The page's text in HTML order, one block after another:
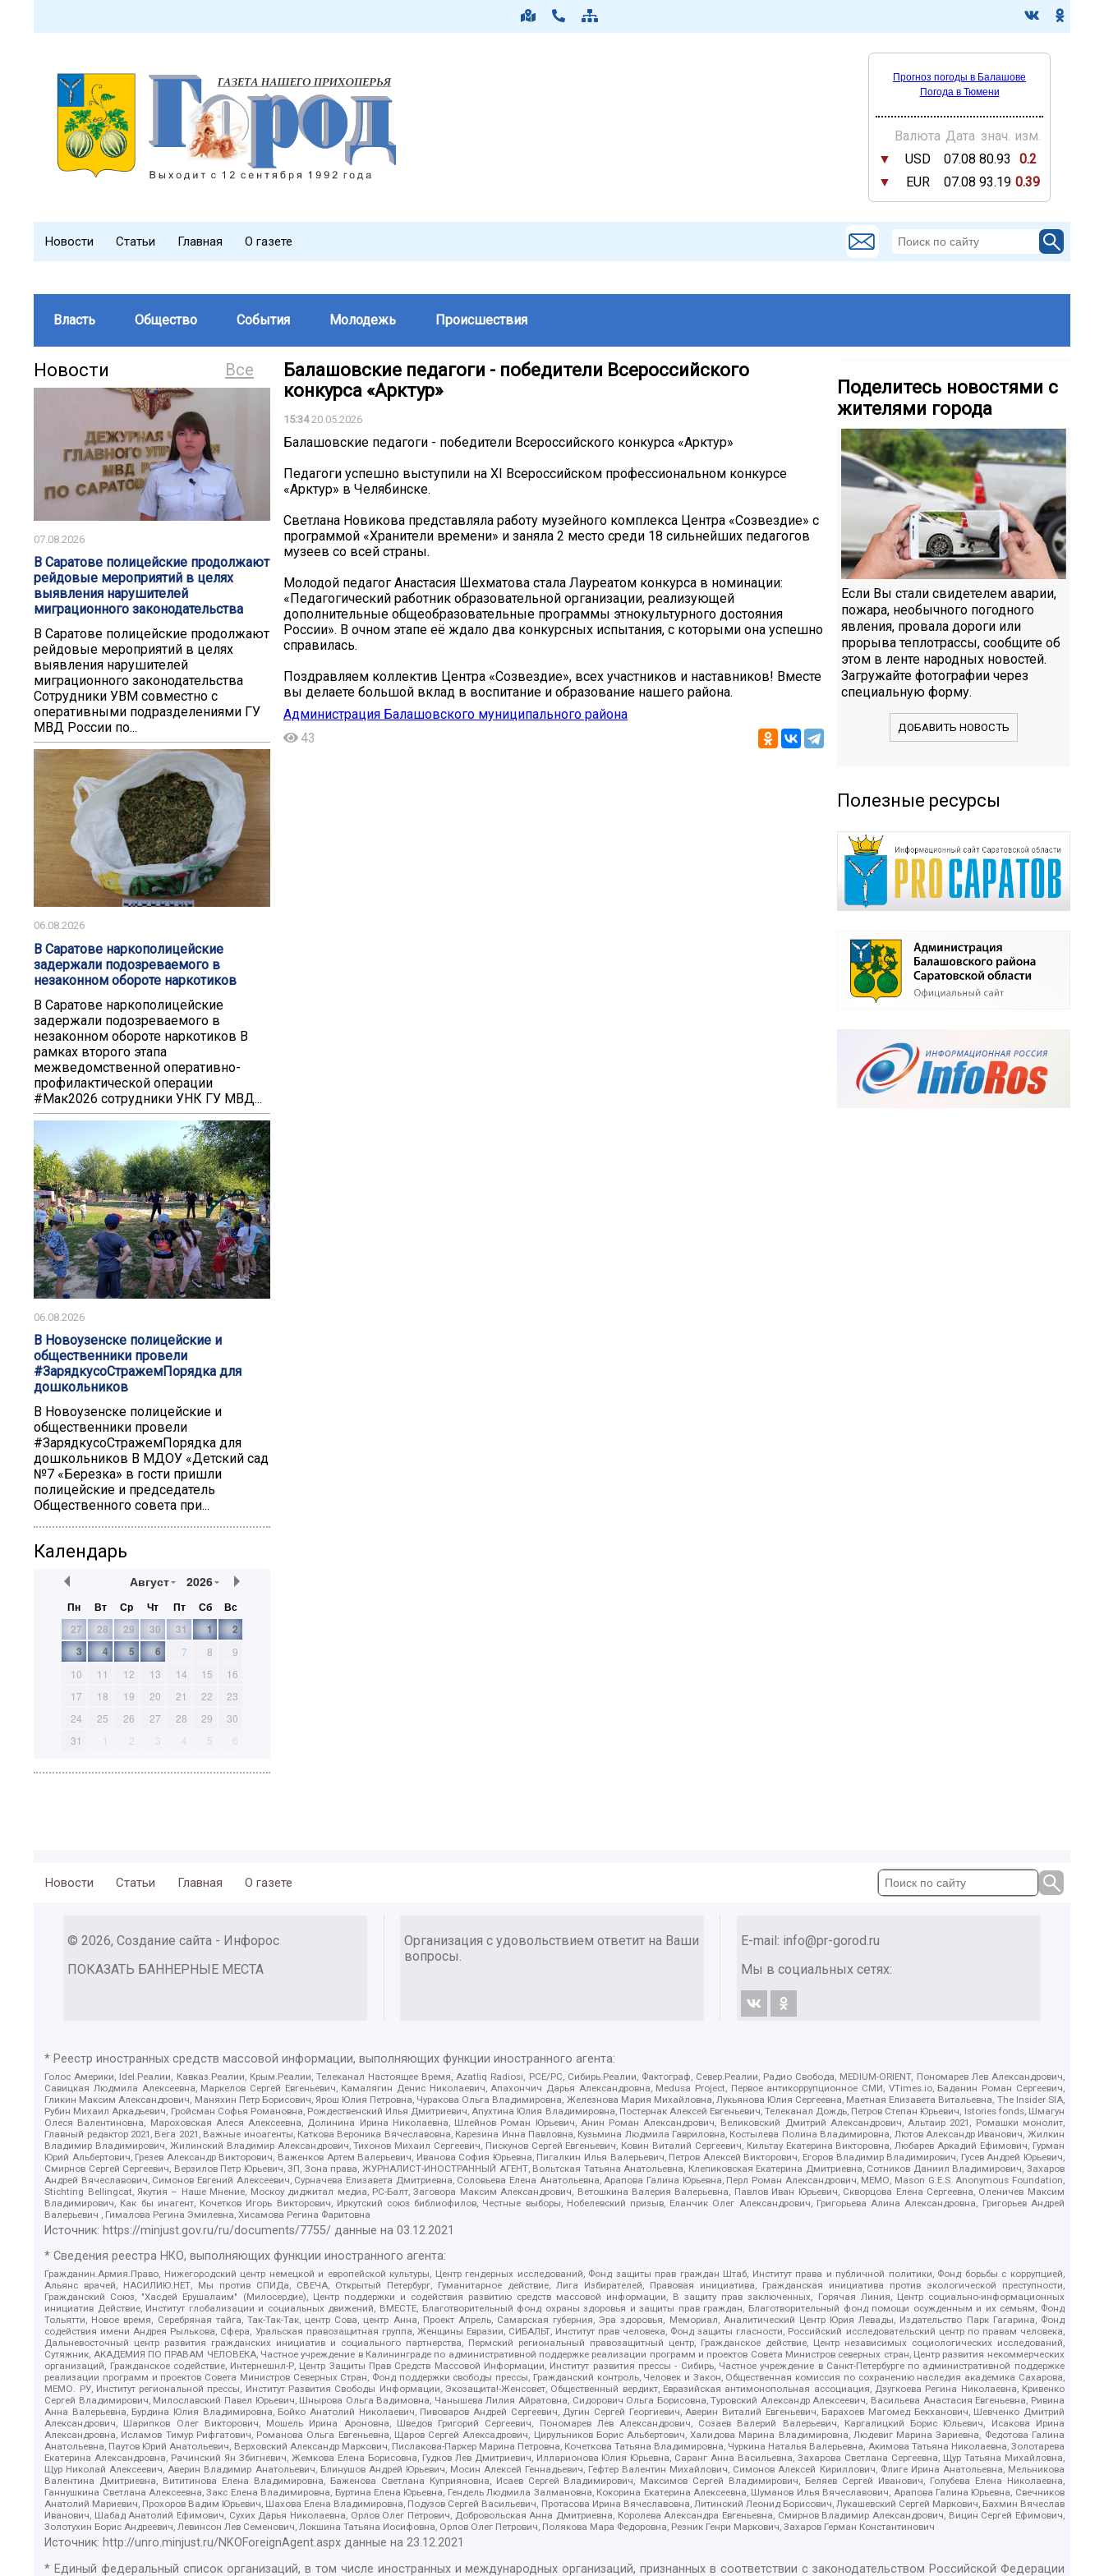
Прогноз погоды в Балашове
Погода в Тюмени
Валюта Дата знач. изм.
▼
USD 07.08 80.93
0.2
▼
EUR 07.08 93.19 0.39
Новости Статьи Главная О газете
Власть Общество События Молодежь Происшествия
Все
Новости
07.08.2026
В Саратове полицейские продолжают
рейдовые мероприятий в целях
выявления нарушителей
миграционного законодательства
В Саратове полицейские продолжают
рейдовые мероприятий в целях
выявления нарушителей
миграционного законодательства
Сотрудники УВМ совместно с
оперативными подразделениями ГУ
МВД России по...
06.08.2026
В Саратове наркополицейские
задержали подозреваемого в
незаконном обороте наркотиков
В Саратове наркополицейские
задержали подозреваемого в
незаконном обороте наркотиков В
рамках второго этапа
межведомственной оперативно-
профилактической операции
#Мак2026 сотрудники УНК ГУ МВД...
06.08.2026
В Новоузенске полицейские и
общественники провели
#ЗарядкусоСтражемПорядка для
дошкольников
В Новоузенске полицейские и
общественники провели
#ЗарядкусоСтражемПорядка для
дошкольников В МДОУ «Детский сад
№7 «Березка» в гости пришли
полицейские и председатель
Общественного совета при...
Календарь
Август 2026
Пн Вт Ср Чт Пт Сб
Вс
27
28 29 30 31 1
2
3
4 5 6 7 8
9
10
11 12 13 14 15
16
17
18 19 20 21 22
23
24
25 26 27 28 29
30
31
1 2 3 4 5 6
Балашовские педагоги - победители Всероссийского
конкурса «Арктур»
15:3420.05.2026
Балашовские педагоги - победители Всероссийского конкурса «Арктур»
Педагоги успешно выступили на XI Всероссийском профессиональном конкурсе
«Арктур» в Челябинске.
Светлана Новикова представляла работу музейного комплекса Центра «Созвездие» с
программой «Хранители времени» и заняла 2 место среди 18 сильнейших педагогов
музеев со всей страны.
Молодой педагог Анастасия Шехматова стала Лауреатом конкурса в номинации:
«Педагогический работник образовательной организации, реализующей
дополнительные общеобразовательные программы этнокультурного достояния
России». В очном этапе её ждало два конкурсных испытания, с которыми она успешно
справилась.
Поздравляем коллектив Центра «Созвездие», всех участников и наставников! Вместе
вы делаете большой вклад в воспитание и образование нашего района.
Администрация Балашовского муниципального района
43
Поделитесь новостями с
жителями города
Если Вы стали свидетелем аварии,
пожара, необычного погодного
явления, провала дороги или
прорыва теплотрассы, сообщите об
этом в ленте народных новостей.
Загружайте фотографии через
специальную форму.
ДОБАВИТЬ НОВОСТЬ
Полезные ресурсы
Новости Статьи Главная О газете
© 2026, Создание сайта - Инфорос
ПОКАЗАТЬ БАННЕРНЫЕ МЕСТА
Организация с удовольствием ответит на Ваши
вопросы.
E-mail: info@pr-gorod.ru
Мы в социальных сетях:
* Реестр иностранных средств массовой информации, выполняющих функции иностранного агента:
Голос Америки, Idel.Реалии, Кавказ.Реалии, Крым.Реалии, Телеканал Настоящее Время, Azatliq Radiosi, PCE/PC, Сибирь.Реалии, Фактограф, Север.Реалии, Радио Свобода, MEDIUM-ORIENT, Пономарев Лев Александрович,
Савицкая Людмила Алексеевна, Маркелов Сергей Евгеньевич, Камалягин Денис Николаевич, Апахончич Дарья Александровна, Medusa Project, Первое антикоррупционное СМИ, VTimes.io, Баданин Роман Сергеевич,
Гликин Максим Александрович, Маняхин Петр Борисович, Ярош Юлия Петровна, Чуракова Ольга Владимировна, Железнова Мария Михайловна, Лукьянова Юлия Сергеевна, Маетная Елизавета Витальевна, The Insider SIA,
Рубин Михаил Аркадьевич, Гройсман Софья Романовна, Рождественский Илья Дмитриевич, Апухтина Юлия Владимировна, Постернак Алексей Евгеньевич, Телеканал Дождь, Петров Степан Юрьевич, Istories fonds, Шмагун
Олеся Валентиновна, Мароховская Алеся Алексеевна, Долинина Ирина Николаевна, Шлейнов Роман Юрьевич, Анин Роман Александрович, Великовский Дмитрий Александрович, Альтаир 2021, Ромашки монолит,
Главный редактор 2021, Вега 2021, Важные иноагенты, Каткова Вероника Вячеславовна, Карезина Инна Павловна, Кузьмина Людмила Гавриловна, Костылева Полина Владимировна, Лютов Александр Иванович, Жилкин
Владимир Владимирович, Жилинский Владимир Александрович, Тихонов Михаил Сергеевич, Пискунов Сергей Евгеньевич, Ковин Виталий Сергеевич, Кильтау Екатерина Викторовна, Любарев Аркадий Ефимович, Гурман
Юрий Альбертович, Грезев Александр Викторович, Важенков Артем Валерьевич, Иванова София Юрьевна, Пигалкин Илья Валерьевич, Петров Алексей Викторович, Егоров Владимир Владимирович, Гусев Андрей Юрьевич,
Смирнов Сергей Сергеевич, Верзилов Петр Юрьевич, ЗП, Зона права, ЖУРНАЛИСТ-ИНОСТРАННЫЙ АГЕНТ, Вольтская Татьяна Анатольевна, Клепиковская Екатерина Дмитриевна, Сотников Даниил Владимирович, Захаров
Андрей Вячеславович, Симонов Евгений Алексеевич, Сурначева Елизавета Дмитриевна, Соловьева Елена Анатольевна, Арапова Галина Юрьевна, Перл Роман Александрович, МЕМО, Mason G.E.S. Anonymous Foundation,
Stichting Bellingcat, Якутия – Наше Мнение, Москоу диджитал медиа, РС-Балт, Заговора Максим Александрович, Ветошкина Валерия Валерьевна, Павлов Иван Юрьевич, Скворцова Елена Сергеевна, Оленичев Максим
Владимирович, Как бы инагент, Кочетков Игорь Викторович, Иркутский союз библиофилов, Честные выборы, Нобелевский призыв, Еланчик Олег Александрович, Григорьева Алина Александровна, Григорьев Андрей
Валерьевич , Гималова Регина Эмилевна, Хисамова Регина Фаритовна
Источник: https://minjust.gov.ru/ru/documents/7755/ данные на03.12.2021
* Сведения реестра НКО, выполняющих функции иностранного агента:
Гражданин.Армия.Право, Нижегородский центр немецкой и европейской культуры, Центр гендерных исследований, Фонд защиты прав граждан Штаб, Институт права и публичной политики, Фонд борьбы с коррупцией,
Альянс врачей, НАСИЛИЮ.НЕТ, Мы против СПИДа, СВЕЧА, Открытый Петербург, Гуманитарное действие, Лига Избирателей, Правовая инициатива, Гражданская инициатива против экологической преступности,
Гражданский Союз, "Хасдей Ерушалаим" (Милосердие), Центр поддержки и содействия развитию средств массовой информации, В защиту прав заключенных, Горячая Линия, Центр социально-информационных
инициатив Действие, Институт глобализации и социальных движений, ВМЕСТЕ, Благотворительный фонд охраны здоровья и защиты прав граждан, Благотворительный фонд помощи осужденным и их семьям, Фонд
Тольятти, Новое время, Серебряная тайга, Так-Так-Так, центр Сова, центр Анна, Проект Апрель, Самарская губерния, Эра здоровья, Мемориал, Аналитический Центр Юрия Левады, Издательство Парк Гагарина, Фонд
содействия имени Андрея Рылькова, Сфера, Уральская правозащитная группа, Женщины Евразии, СИБАЛЬТ, Институт прав человека, Фонд защиты гласности, Российский исследовательский центр по правам человека,
Дальневосточный центр развития гражданских инициатив и социального партнерства, Пермский региональный правозащитный центр, Гражданское действие, Центр независимых социологических исследований,
Сутяжник, АКАДЕМИЯ ПО ПРАВАМ ЧЕЛОВЕКА, Частное учреждение в Калининграде по административной поддержке реализации программ и проектов Совета Министров северных стран, Центр развития некоммерческих
организаций, Гражданское содействие, Интернешнл-Р, Центр Защиты Прав Средств Массовой Информации, Институт развития прессы - Сибирь, Частное учреждение в Санкт-Петербурге по административной поддержке
реализации программ и проектов Совета Министров Северных Стран, Фонд поддержки свободы прессы, Гражданский контроль, Человек и Закон, Общественная комиссия по сохранению наследия академика Сахарова,
МЕМО. РУ, Институт региональной прессы, Институт Развития Свободы Информации, Экозащита!-Женсовет, Общественный вердикт, Евразийская антимонопольная ассоциация, Дзугкоева Регина Николаевна, Кривенко
Сергей Владимирович, Милославский Павел Юрьевич, Шнырова Ольга Вадимовна, Чанышева Лилия Айратовна, Сидорович Ольга Борисовна, Туровский Александр Алексеевич, Васильева Анастасия Евгеньевна, Ривина
Анна Валерьевна, Бурдина Юлия Владимировна, Бойко Анатолий Николаевич, Пивоваров Андрей Сергеевич, Дугин Сергей Георгиевич, Аверин Виталий Евгеньевич, Барахоев Магомед Бекханович, Шевченко Дмитрий
Александрович, Шарипков Олег Викторович, Мошель Ирина Ароновна, Шведов Григорий Сергеевич, Пономарев Лев Александрович, Созаев Валерий Валерьевич, Каргалицкий Борис Юльевич, Исакова Ирина
Александровна, Исламов Тимур Рифгатович, Романова Ольга Евгеньевна, Щаров Сергей Алексадрович, Цирульников Борис Альбертович, Халидова Марина Владимировна, Людевиг Марина Зариевна, Федотова Галина
Анатольевна, Паутов Юрий Анатольевич, Верховский Александр Маркович, Пислакова-Паркер Марина Петровна, Кочеткова Татьяна Владимировна, Чуркина Наталья Валерьевна, Акимова Татьяна Николаевна, Золотарева
Екатерина Александровна, Рачинский Ян Збигневич, Жемкова Елена Борисовна, Гудков Лев Дмитриевич, Илларионова Юлия Юрьевна, Саранг Анна Васильевна, Захарова Светлана Сергеевна, Щур Татьяна Михайловна,
Щур Николай Алексеевич, Аверин Владимир Анатольевич, Блинушов Андрей Юрьевич, Мосин Алексей Геннадьевич, Гефтер Валентин Михайлович, Симонов Алексей Кириллович, Флиге Ирина Анатольевна, Мельникова
Валентина Дмитриевна, Вититинова Елена Владимировна, Баженова Светлана Куприяновна, Исаев Сергей Владимирович, Максимов Сергей Владимирович, Беляев Сергей Иванович, Голубева Елена Николаевна,
Ганнушкина Светлана Алексеевна, Закс Елена Владимировна, Буртина Елена Юрьевна, Гендель Людмила Залмановна, Кокорина Екатерина Алексеевна, Шуманов Илья Вячеславович, Арапова Галина Юрьевна, Свечников
Анатолий Мариевич, Прохоров Вадим Юрьевич, Шахова Елена Владимировна, Подузов Сергей Васильевич, Протасова Ирина Вячеславовна, Литинский Леонид Борисович, Лукашевский Сергей Маркович, Бахмин Вячеслав
Иванович, Шабад Анатолий Ефимович, Сухих Дарья Николаевна, Орлов Олег Петрович, Добровольская Анна Дмитриевна, Королева Александра Евгеньевна, Смирнов Владимир Александрович, Вицин Сергей Ефимович,
Золотухин Борис Андреевич, Левинсон Лев Семенович, Локшина Татьяна Иосифовна, Орлов Олег Петрович, Полякова Мара Федоровна, Резник Генри Маркович, Захаров Герман Константинович
Источник: http://unro.minjust.ru/NKOForeignAgent.aspx данные на23.12.2021
* Единый федеральный список организаций, в том числе иностранных и международных организаций, признанных в соответствии с законодательством Российской Федерации